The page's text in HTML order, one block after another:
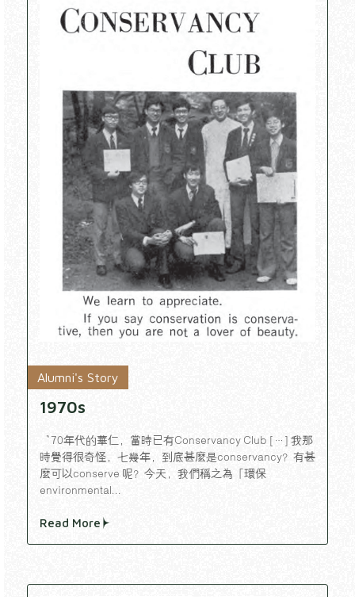
Alumni's Story
1970s
“70年代的華仁，當時已有Conservancy Club […] 我那
時覺得很奇怪，七幾年，到底甚麼是conservancy？有甚
麼可以conserve 呢？今天，我們稱之為「環保
environmental...
Read More